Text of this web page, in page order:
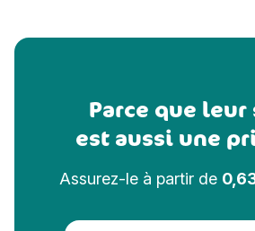
Parce que leur
est aussi une
Assurez-le à partir de